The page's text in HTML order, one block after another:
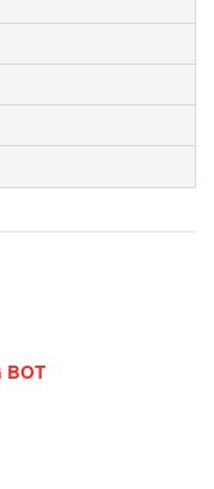
BOT